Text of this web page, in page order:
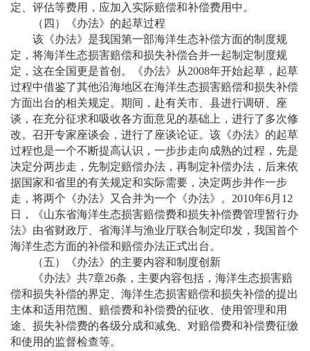
定、评估等费用，应加入实际赔偿和补偿费用中。
（四）《办法》的起草过程
该《办法》是我国第一部海洋生态补偿方面的制度规
定，将海洋生态损害赔偿和损失补偿合并一起制定制度规
定，这在全国更是首创。《办法》从2008年开始起草，起草
过程中借鉴了其他沿海地区在海洋生态损害赔偿和损失补偿
方面出台的相关规定。期间，赴有关市、县进行调研、座
谈，在充分征求和吸收各方面意见的基础上，进行了多次修
改。召开专家座谈会，进行了座谈论证。该《办法》的起草
过程也是一个不断提高认识，一步步走向成熟的过程，先是
决定分两步走，先制定赔偿办法，再制定补偿办法，后来依
据国家和省里的有关规定和实际需要，决定两步并作一步
走，将两个《办法》又合并为一个《办法》。2010年6月12
日，《山东省海洋生态损害赔偿费和损失补偿费管理暂行办
法》由省财政厅、省海洋与渔业厅联合制定印发，我国首个
海洋生态方面的补偿和赔偿办法正式出台。
（五）《办法》的主要内容和制度创新
《办法》共7章26条，主要内容包括，海洋生态损害赔
偿和损失补偿的界定、海洋生态损害赔偿和损失补偿的提出
主体和适用范围、赔偿费和补偿费的征收、使用管理和用
途、损失补偿费的各级分成和减免、对赔偿费和补偿费征缴
和使用的监督检查等。